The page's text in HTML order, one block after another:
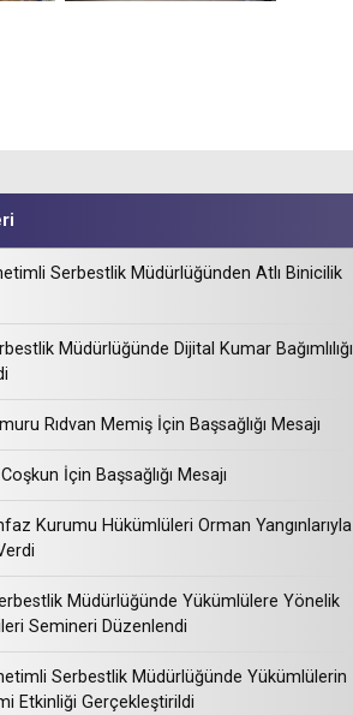
Serbestlik Müdürlüğünden Atlı Binicilik
Müdürlüğünde Dijital Kumar Bağımlılığı
Rıdvan Memiş İçin Başsağlığı Mesajı
İçin Başsağlığı Mesajı
Kurumu Hükümlüleri Orman Yangınlarıyla
Müdürlüğünde Yükümlülere Yönelik
Semineri Düzenlendi
Serbestlik Müdürlüğünde Yükümlülerin
Etkinliği Gerçekleştirildi